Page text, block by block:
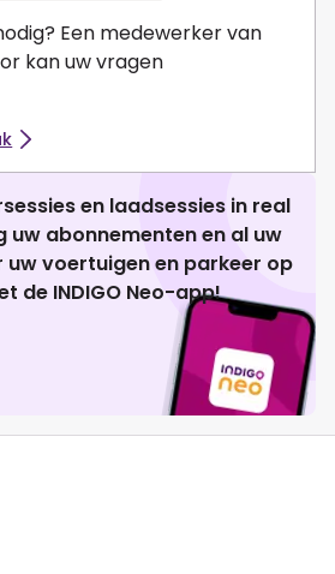
Een medewerker van
kan uw vragen
en laadsessies in real
uw abonnementen en al uw
uw voertuigen en parkeer op
de INDIGO Neo-app!